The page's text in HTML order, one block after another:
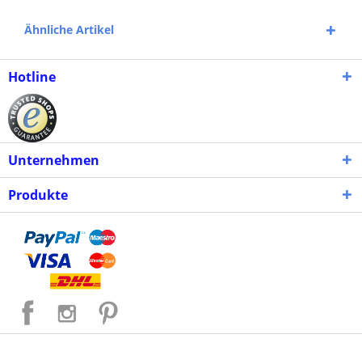
Ähnliche Artikel
Hotline
Unternehmen
Produkte